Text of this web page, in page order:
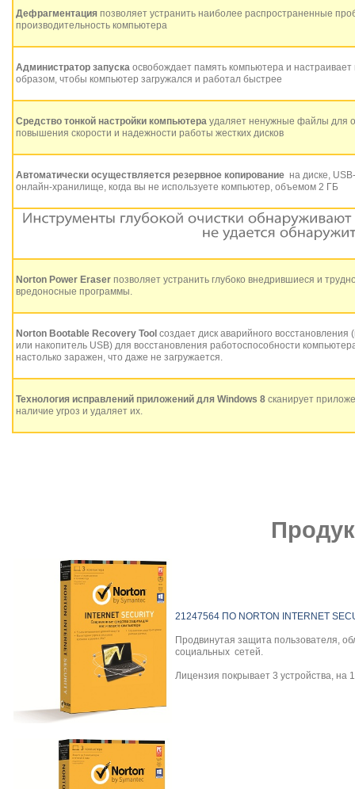
Дефрагментация позволяет устранить наиболее распространенные
производительность компьютера
Администратор запуска освобождает память компьютера и
образом, чтобы компьютер загружался и работал быстрее
Средство тонкой настройки компьютера удаляет ненужные файлы для
повышения скорости и надежности работы жестких дисков
Автоматически осуществляется резервное копирование на диске,
онлайн-хранилище, когда вы не используете компьютер, объемом 2 ГБ
Norton Power Eraser позволяет устранить глубоко внедрившиеся и
вредоносные программы.
Norton Bootable Recovery Tool создает диск аварийного восстановления
или накопитель USB) для восстановления работоспособности
настолько заражен, что даже не загружается.
Технология исправлений приложений для Windows 8 сканирует
наличие угроз и удаляет их.
21247564 ПО NORTON INTERNET
Продвинутая защита пользователя,
социальных сетей.
Лицензия покрывает 3 устройства, на